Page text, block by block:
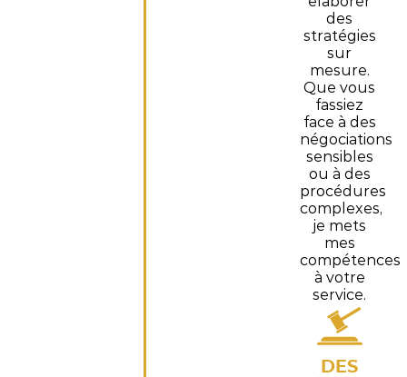
des
stratégies
sur
mesure.
Que vous
fassiez
face à des
négociations
sensibles
ou à des
procédures
complexes,
je mets
mes
compétences
à votre
service.
DES